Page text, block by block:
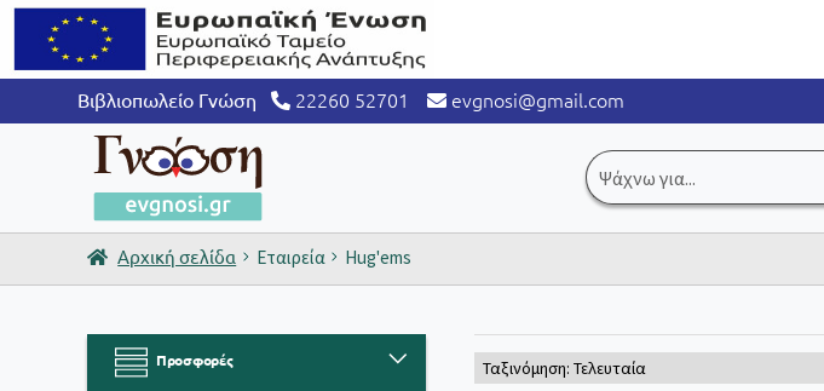
Βιβλιοπωλείο Γνώση 22260 52701 evgnosi@gmail.com
Αναζήτηση
για:
Αρχική σελίδα Εταιρεία Hug'ems
Προσφορές